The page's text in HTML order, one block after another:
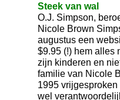
Steek van wal
O.J. Simpson,
Nicole Brown
augustus een
$9.95 (!) hem alles
zijn kinderen en
familie van Nicole
1995
wel